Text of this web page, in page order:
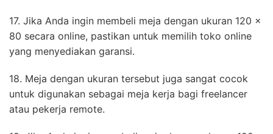
17. Jika Anda ingin membeli meja dengan ukuran 120 x
80 secara online, pastikan untuk memilih toko online
yang menyediakan garansi.
18. Meja dengan ukuran tersebut juga sangat cocok
untuk digunakan sebagai meja kerja bagi freelancer
atau pekerja remote.